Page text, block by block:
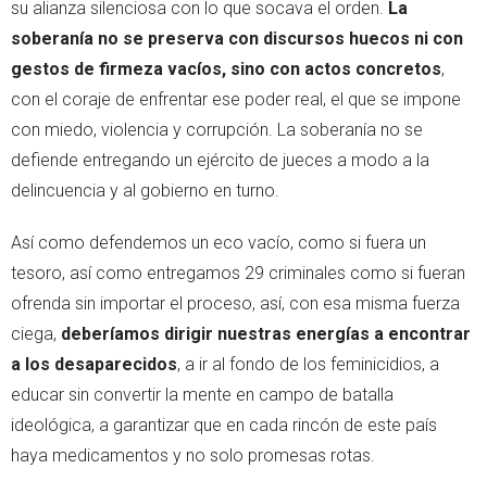
su alianza silenciosa con lo que socava el orden. La
soberanía no se preserva con discursos huecos ni con
gestos de firmeza vacíos, sino con actos concretos,
con el coraje de enfrentar ese poder real, el que se impone
con miedo, violencia y corrupción. La soberanía no se
defiende entregando un ejército de jueces a modo a la
delincuencia y al gobierno en turno.
Así como defendemos un eco vacío, como si fuera un
tesoro, así como entregamos 29 criminales como si fueran
ofrenda sin importar el proceso, así, con esa misma fuerza
ciega, deberíamos dirigir nuestras energías a encontrar
a los desaparecidos, a ir al fondo de los feminicidios, a
educar sin convertir la mente en campo de batalla
ideológica, a garantizar que en cada rincón de este país
haya medicamentos y no solo promesas rotas.